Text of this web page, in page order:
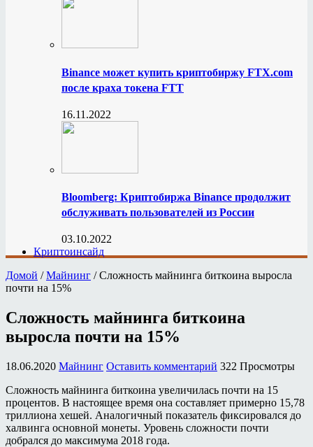
Binance может купить криптобиржу FTX.com
после краха токена FTT
16.11.2022
Bloomberg: Криптобиржа Binance продолжит
обслуживать пользователей из России
03.10.2022
Криптоинсайд
Домой / Майнинг / Сложность майнинга биткоина выросла
почти на 15%
Сложность майнинга биткоина
выросла почти на 15%
18.06.2020 Майнинг Оставить комментарий 322 Просмотры
Сложность майнинга биткоина увеличилась почти на 15
процентов. В настоящее время она составляет примерно 15,78
триллиона хешей. Аналогичный показатель фиксировался до
халвинга основной монеты. Уровень сложности почти
добрался до максимума 2018 года.